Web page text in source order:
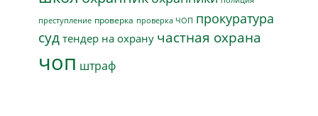
преступление проверка проверка ЧОП прокуратура
суд тендер на охрану частная охрана
чоп штраф